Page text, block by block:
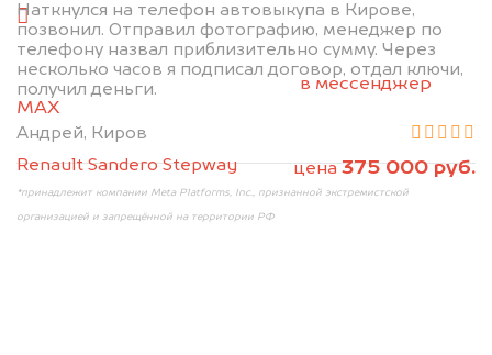
Наткнулся на телефон автовыкупа в Кирове,
позвонил. Отправил фотографию, менеджер по
телефону назвал приблизительно сумму. Через
несколько часов я подписал договор, отдал ключи,
получил деньги.
Андрей, Киров
Renault Sandero Stepway
цена375 000 руб.
салон
2. Отправьте фотографии на номер
+79584983298 по WhatsApp*, в мессенджер
MAX
info@dorogo.online
*принадлежит компании Meta Platforms, Inc., признанной экстремистской
организацией и запрещённой на территории РФ